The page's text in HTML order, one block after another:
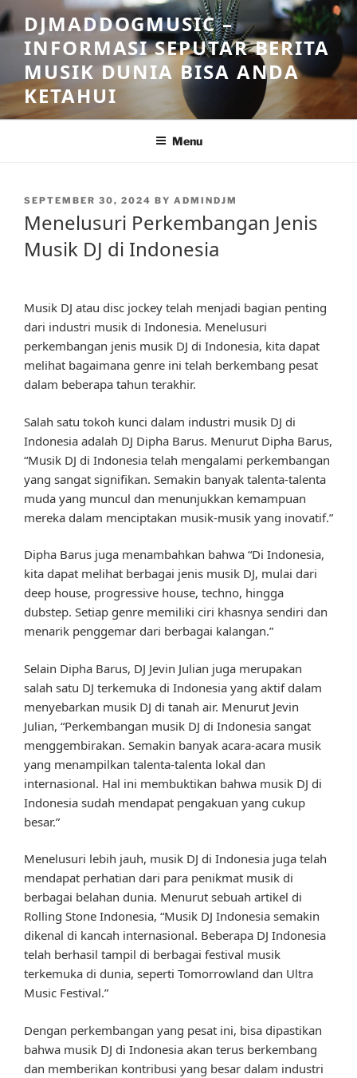
Skip
to
content
DJMADDOGMUSIC –
INFORMASI SEPUTAR BERITA
MUSIK DUNIA BISA ANDA
KETAHUI
Menu
POSTED
SEPTEMBER 30, 2024 BY ADMINDJM
Menelusuri Perkembangan Jenis
Musik DJ di Indonesia
Musik DJ atau disc jockey telah menjadi bagian penting
dari industri musik di Indonesia. Menelusuri
perkembangan jenis musik DJ di Indonesia, kita dapat
melihat bagaimana genre ini telah berkembang pesat
dalam beberapa tahun terakhir.
Salah satu tokoh kunci dalam industri musik DJ di
Indonesia adalah DJ Dipha Barus. Menurut Dipha Barus,
“Musik DJ di Indonesia telah mengalami perkembangan
yang sangat signifikan. Semakin banyak talenta-talenta
muda yang muncul dan menunjukkan kemampuan
mereka dalam menciptakan musik-musik yang inovatif.”
Dipha Barus juga menambahkan bahwa “Di Indonesia,
kita dapat melihat berbagai jenis musik DJ, mulai dari
deep house, progressive house, techno, hingga
dubstep. Setiap genre memiliki ciri khasnya sendiri dan
menarik penggemar dari berbagai kalangan.”
Selain Dipha Barus, DJ Jevin Julian juga merupakan
salah satu DJ terkemuka di Indonesia yang aktif dalam
menyebarkan musik DJ di tanah air. Menurut Jevin
Julian, “Perkembangan musik DJ di Indonesia sangat
menggembirakan. Semakin banyak acara-acara musik
yang menampilkan talenta-talenta lokal dan
internasional. Hal ini membuktikan bahwa musik DJ di
Indonesia sudah mendapat pengakuan yang cukup
besar.”
Menelusuri lebih jauh, musik DJ di Indonesia juga telah
mendapat perhatian dari para penikmat musik di
berbagai belahan dunia. Menurut sebuah artikel di
Rolling Stone Indonesia, “Musik DJ Indonesia semakin
dikenal di kancah internasional. Beberapa DJ Indonesia
telah berhasil tampil di berbagai festival musik
terkemuka di dunia, seperti Tomorrowland dan Ultra
Music Festival.”
Dengan perkembangan yang pesat ini, bisa dipastikan
bahwa musik DJ di Indonesia akan terus berkembang
dan memberikan kontribusi yang besar dalam industri